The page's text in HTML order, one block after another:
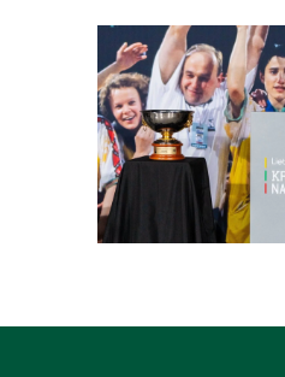
DSC00301-
69-
scaled